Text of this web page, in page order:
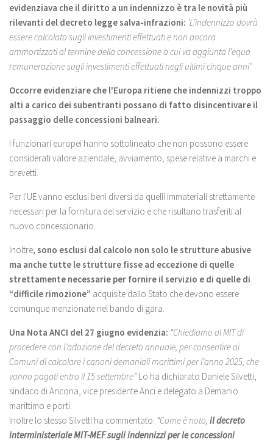
evidenziava che il diritto a un indennizzo è tra le novità più
rilevanti del decreto legge salva-infrazioni: 'L’indennizzo dovrà
essere calcolato sugli investimenti effettuati e non ancora
ammortizzati al termine della concessione a cui va aggiunta l’equa
remunerazione sugli investimenti effettuati negli ultimi cinque anni"
Occorre evidenziare che l'Europa ritiene che indennizzi troppo
alti a carico dei subentranti possano di fatto disincentivare il
passaggio delle concessioni balneari.
I funzionari europei hanno sottolineato che non possono essere
considerati valore aziendale, avviamento, spese relative a marchi e
brevetti.
Per l'UE vanno esclusi beni diversi da quelli immateriali strettamente
necessari per la fornitura del servizio e che risultano trasferiti al
nuovo concessionario.
Inoltre, sono esclusi dal calcolo non solo le strutture abusive
ma anche tutte le strutture fisse ad eccezione di quelle
strettamente necessarie per fornire il servizio e di quelle di
“difficile rimozione” acquisite dallo Stato che devono essere
comunque menzionate nel bando di gara.
Una Nota ANCI del 27 giugno evidenzia: “Chiediamo al MIT di
procedere con l’adozione del decreto annuale, per consentire ai
Comuni di calcolare i canoni demaniali marittimi per l’anno 2025, che
vanno pagati entro il 15 settembre”Lo ha dichiarato Daniele Silvetti,
sindaco di Ancona, vice presidente Anci e delegato a Demanio
marittimo e porti.
Inoltre lo stesso Silvetti ha commentato: “Come è noto, il decreto
interministeriale MIT-MEF sugli indennizzi per le concessioni